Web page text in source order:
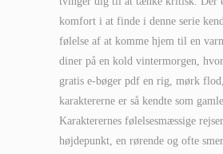
komfort i at finde i denne serie
følelse af at komme hjem til en
diner på en kold vintermorgen,
gratis e-bøger pdf en rig, mørk
karaktererne er så kendte som
Karakterernes følelsesmæssige
højdepunkt, en rørende og ofte